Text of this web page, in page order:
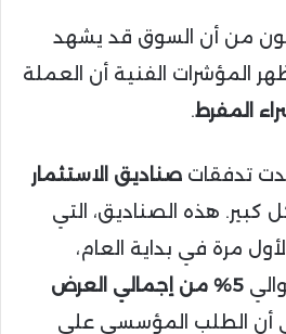
من أن السوق قد يشهد
المؤشرات الفنية أن العملة
المفرط.
تدفقات صناديق الاستثمار
كبير. هذه الصناديق، التي
مرة في بداية العام،
5% من إجمالي العرض
أن الطلب المؤسسي على